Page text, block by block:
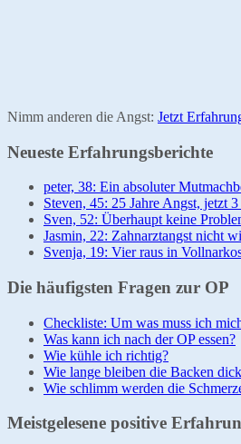
Nimm anderen die Angst: Jetzt
Neueste Erfahrungsberichte
peter, 38: Ein absoluter
Steven, 45: 25 Jahre Angst, jetzt
Sven, 52: Überhaupt keine
Jasmin, 22: Zahnarztangst nicht
Svenja, 19: Vier raus in
Die häufigsten Fragen zur OP
Checkliste: Um was muss ich
Was kann ich nach der OP essen?
Wie kühle ich richtig?
Wie lange bleiben die Backen
Wie schlimm werden die
Meistgelesene positive